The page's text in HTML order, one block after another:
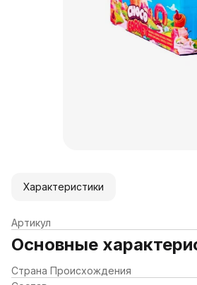
Характеристики
Артикул
Основные
Страна Происхождения